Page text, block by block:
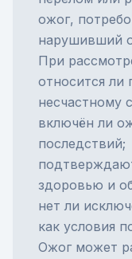
ожог,
нарушивший
При
относится
несчастному
включён ли
последствий;
здоровью и
нет ли
как условия
Ожог может